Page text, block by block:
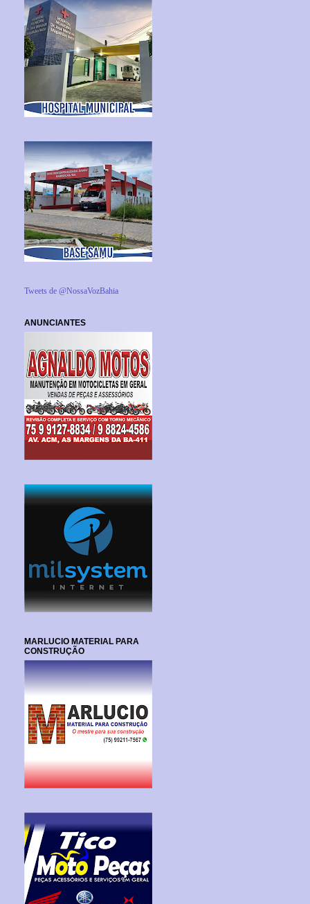
Tweets de @NossaVozBahia
ANUNCIANTES
MARLUCIO MATERIAL PARA
CONSTRUÇÃO